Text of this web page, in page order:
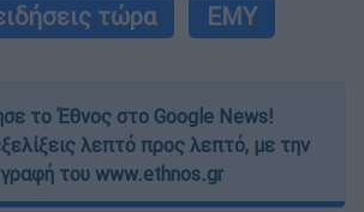
τώρα ΕΜΥ
το Έθνος στο Google News!
λεπτό προς λεπτό, με την
του www.ethnos.gr